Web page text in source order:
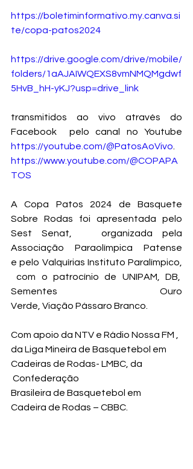
https://boletiminformativo.my.canva.si
te/copa-patos2024
https://drive.google.com/drive/mobile/
folders/1aAJAIWQEXS8vmNMQMgdwf
5HvB_hH-yKJ?usp=drive_link
transmitidos ao vivo através do
https://youtube.com/@PatosAoVivo
https://www.youtube.com/@COPAPA
TOS
A Copa Patos 2024 de Basquete
Sobre Rodas foi apresentada pelo
Sest Senat,   organizada pela
Associação Paraolímpica Patense
e pelo Valquírias Instituto Paralímpico,
com o patrocínio de UNIPAM, DB,
Sementes Ouro
Verde, Viação Pássaro Branco.
Com apoio da NTV e Rádio Nossa FM ,
da Liga Mineira de Basquetebol em
Cadeiras de Rodas- LMBC, da
Confederação
Brasileira de Basquetebol em
Cadeira de Rodas – CBBC.